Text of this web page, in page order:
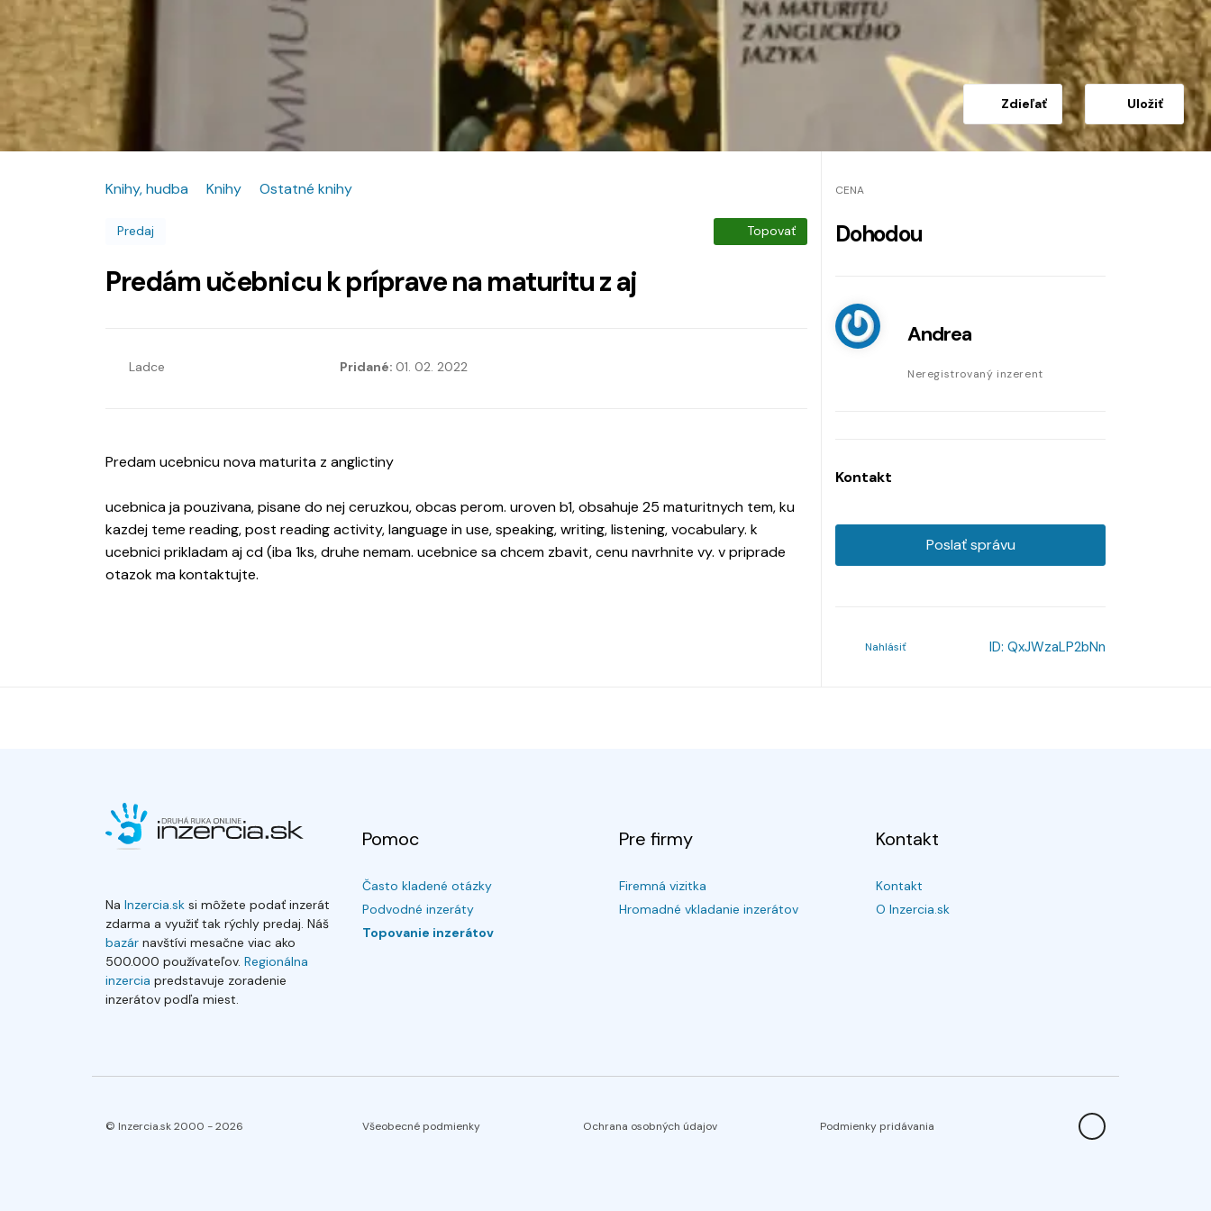
Zdieľať Uložiť
Knihy, hudba Knihy Ostatné knihy
Predaj Topovať
Predám učebnicu k príprave na maturitu z aj
Ladce Pridané: 01. 02. 2022
Predam ucebnicu nova maturita z anglictiny
ucebnica ja pouzivana, pisane do nej ceruzkou, obcas perom. uroven b1, obsahuje 25 maturitnych tem, ku
kazdej teme reading, post reading activity, language in use, speaking, writing, listening, vocabulary. k
ucebnici prikladam aj cd (iba 1ks, druhe nemam. ucebnice sa chcem zbavit, cenu navrhnite vy. v priprade
otazok ma kontaktujte.
CENA
Dohodou
Andrea
Neregistrovaný inzerent
Kontakt
Poslať správu
Nahlásiť ID: QxJWzaLP2bNn
Na Inzercia.sk si môžete podať inzerát
zdarma a využiť tak rýchly predaj. Náš
bazár navštívi mesačne viac ako
500.000 používateľov. Regionálna
inzercia predstavuje zoradenie
inzerátov podľa miest.
Pomoc
Často kladené otázky
Podvodné inzeráty
Topovanie inzerátov
Pre firmy
Firemná vizitka
Hromadné vkladanie inzerátov
Kontakt
Kontakt
O Inzercia.sk
© Inzercia.sk 2000 -2026 Všeobecné podmienky Ochrana osobných údajov Podmienky pridávania